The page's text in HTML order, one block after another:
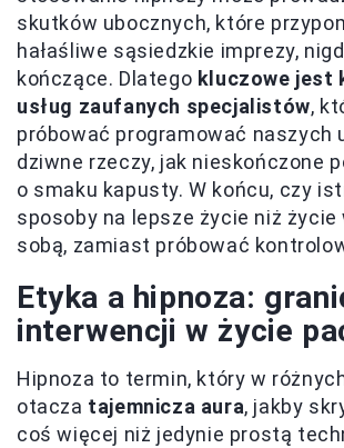
skutków ubocznych, które
hałaśliwe sąsiedzkie imprezy,
kończące. Dlatego kluczowe jest
usług zaufanych specjalistów,
próbować programować naszych
dziwne rzeczy, jak nieskończone
o smaku kapusty. W końcu, czy
sposoby na lepsze życie niż życie
sobą, zamiast próbować
Etyka a hipnoza:
interwencji w życie
Hipnoza to termin, który w
otacza tajemnicza aura, jakby
coś więcej niż jedynie prostą